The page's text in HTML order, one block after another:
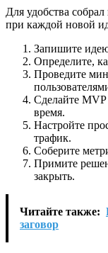
Для удобства
при каждой новой
Запишите
Определите,
Проведите
Сделайте
время.
Настройте
трафик.
Соберите
Примите
закрыть.
Читайте также:
заговор